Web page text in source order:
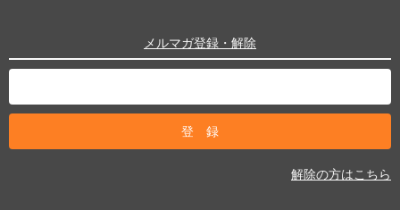
メルマガ登録・解除
解除の方はこちら